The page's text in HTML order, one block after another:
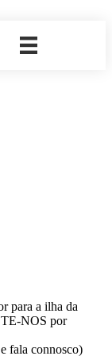
para a ilha da
NOS por
fala connosco)